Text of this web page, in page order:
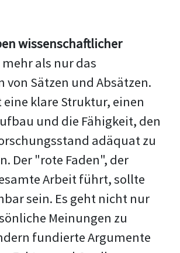
wissenschaftlicher
als nur das
von Sätzen und Absätzen.
eine klare Struktur, einen
und die Fähigkeit, den
adäquat zu
Der "rote Faden", der
Arbeit führt, sollte
sein. Es geht nicht nur
Meinungen zu
fundierte Argumente